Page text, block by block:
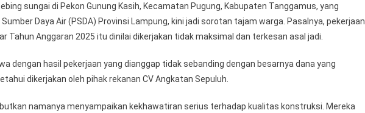
sungai di Pekon Gunung Kasih, Kecamatan Pugung, Kabupaten Tanggamus, yang
Daya Air (PSDA) Provinsi Lampung, kini jadi sorotan tajam warga. Pasalnya, pekerjaan
Tahun Anggaran 2025 itu dinilai dikerjakan tidak maksimal dan terkesan asal jadi.
dengan hasil pekerjaan yang dianggap tidak sebanding dengan besarnya dana yang
dikerjakan oleh pihak rekanan CV Angkatan Sepuluh.
namanya menyampaikan kekhawatiran serius terhadap kualitas konstruksi. Mereka